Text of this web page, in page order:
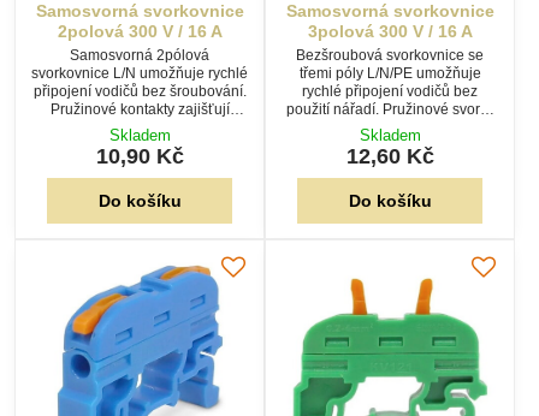
Samosvorná svorkovnice
2polová 300 V / 16 A
Samosvorná 2pólová
svorkovnice L/N umožňuje rychlé
připojení vodičů bez šroubování.
Pružinové kontakty zajišťují
spolehlivé spojení vodičů o
průřezu 0,5–2,5 mm² pro svítidla i
elektroinstalace.
Skladem
10,90 Kč
Do košíku
Samosvorná svorkovnice
3polová 300 V / 16 A
Bezšroubová svorkovnice se
třemi póly L/N/PE umožňuje
rychlé připojení vodičů bez
použití nářadí. Pružinové svorky
zajišťují spolehlivý kontakt a
usnadňují montáž svítidel i
dalších elektroinstalací.
Skladem
12,60 Kč
Do košíku